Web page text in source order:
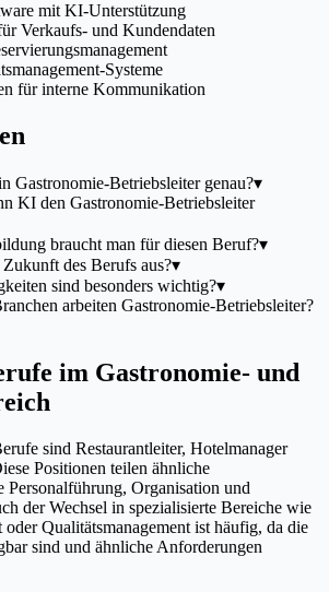
mit KI-Unterstützung
Verkaufs- und Kundendaten
Systeme
für interne Kommunikation
Gastronomie-Betriebsleiter genau?▾
KI den Gastronomie-Betriebsleiter
braucht man für diesen Beruf?▾
des Berufs aus?▾
sind besonders wichtig?▾
arbeiten Gastronomie-Betriebsleiter?
im Gastronomie- und
sind Restaurantleiter, Hotelmanager
Positionen teilen ähnliche
Personalführung, Organisation und
der Wechsel in spezialisierte Bereiche wie
Qualitätsmanagement ist häufig, da die
sind und ähnliche Anforderungen